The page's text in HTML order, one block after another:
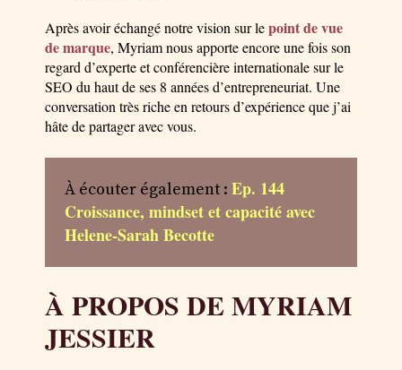
Après avoir échangé notre vision sur lepoint de vue
de marque, Myriam nous apporte encore une fois son
regard d’experte et conférencière internationale sur le
SEO du haut de ses 8 années d’entrepreneuriat. Une
conversation très riche en retours d’expérience que j’ai
hâte de partager avec vous.
À écouter également : Ep. 144
Croissance, mindset et capacité avec
Helene-Sarah Becotte
À PROPOS DE MYRIAM
JESSIER